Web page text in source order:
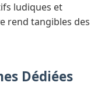
ludiques et
rend tangibles des
Dédiées